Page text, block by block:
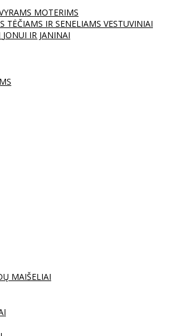
MOTERIMS
TĖČIAMS IR SENELIAMS VESTUVINIAI
JONUI IR JANINAI
MAIŠELIAI